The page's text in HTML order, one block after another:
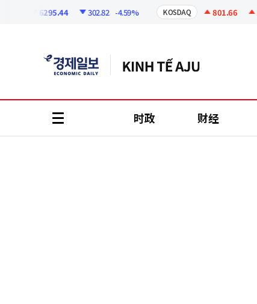
6295.44 302.82 -4.59% KOSDAQ 801.66 2.07
时政 财经